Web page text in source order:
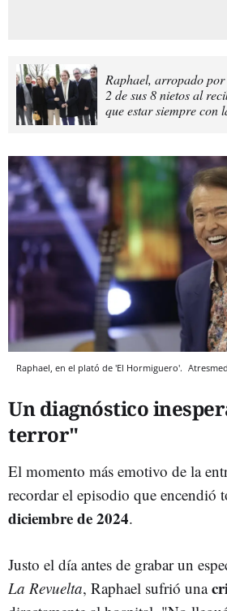
Raphael, arropado
2 de sus 8 nietos al
que estar siempre con
Raphael, en el plató de 'El Hormiguero'.
Un diagnóstico
terror"
El momento más emotivo de la
recordar el episodio que encendió
diciembre de 2024.
Justo el día antes de grabar un
La Revuelta, Raphael sufrió una